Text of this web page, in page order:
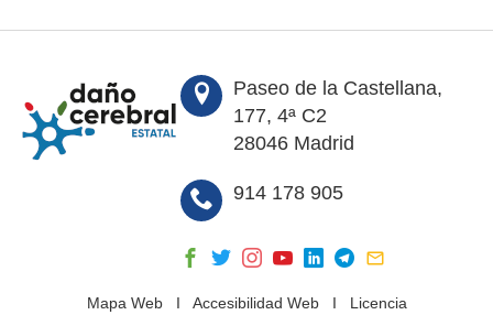
Paseo de la Castellana,
177, 4ª C2
28046 Madrid
914 178 905
Mapa WebI Accesibilidad WebI Licencia